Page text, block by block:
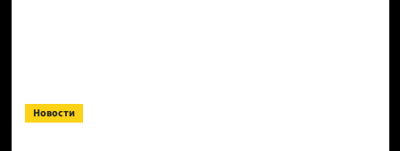
Новости